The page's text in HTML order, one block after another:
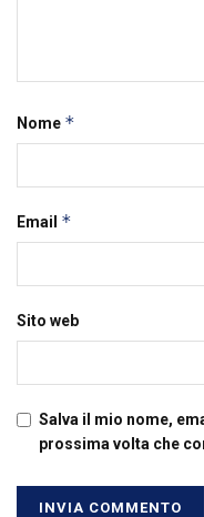
Nome *
Email *
Sito web
Salva il mio nome,
prossima volta che